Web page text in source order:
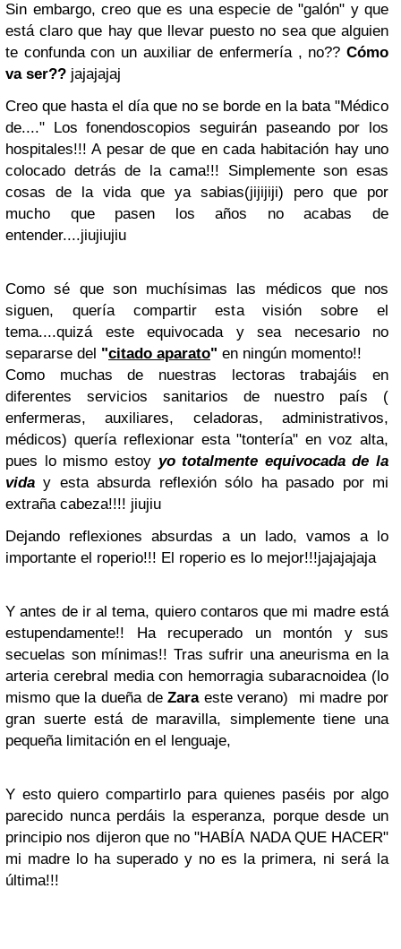
Sin embargo, creo que es una especie de "galón" y que
está claro que hay que llevar puesto no sea que alguien
te confunda con un auxiliar de enfermería , no?? Cómo
va ser?? jajajajaj
Creo que hasta el día que no se borde en la bata "Médico
de...." Los fonendoscopios seguirán paseando por los
hospitales!!! A pesar de que en cada habitación hay uno
colocado detrás de la cama!!! Simplemente son esas
cosas de la vida que ya sabias(jijijiji) pero que por
mucho que pasen los años no acabas de
entender....jiujiujiu
Como sé que son muchísimas las médicos que nos
siguen, quería compartir esta visión sobre el
tema....quizá este equivocada y sea necesario no
separarse del "citado aparato" en ningún momento!!
Como muchas de nuestras lectoras trabajáis en
diferentes servicios sanitarios de nuestro país (
enfermeras, auxiliares, celadoras, administrativos,
médicos) quería reflexionar esta "tontería" en voz alta,
pues lo mismo estoy yo totalmente equivocada de la
viday esta absurda reflexión sólo ha pasado por mi
extraña cabeza!!!! jiujiu
Dejando reflexiones absurdas a un lado, vamos a lo
importante el roperio!!! El roperio es lo mejor!!!jajajajaja
Y antes de ir al tema, quiero contaros que mi madre está
estupendamente!! Ha recuperado un montón y sus
secuelas son mínimas!! Tras sufrir una aneurisma en la
arteria cerebral media con hemorragia subaracnoidea (lo
mismo que la dueña deZaraeste verano) mi madre por
gran suerte está de maravilla, simplemente tiene una
pequeña limitación en el lenguaje,
Y esto quiero compartirlo para quienes paséis por algo
parecido nunca perdáis la esperanza, porque desde un
principio nos dijeron que no "HABÍA NADA QUE HACER"
mi madre lo ha superado y no es la primera, ni será la
última!!!